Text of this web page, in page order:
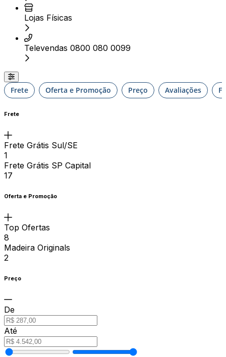
Lojas Físicas
Televendas 0800 080 0099
Frete Oferta e Promoção Preço Avaliações
Frete
Frete Grátis Sul/SE
1
Frete Grátis SP Capital
17
Oferta e Promoção
Top Ofertas
8
Madeira Originals
2
Preço
De
Até